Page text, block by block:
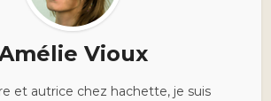
Vioux
et autrice chez hachette, je suis